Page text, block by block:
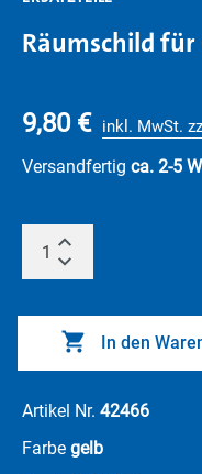
Räumschild
9,80 € inkl. MwSt.
Versandfertig ca. 2-5
In den
Artikel Nr. 42466
Farbe gelb